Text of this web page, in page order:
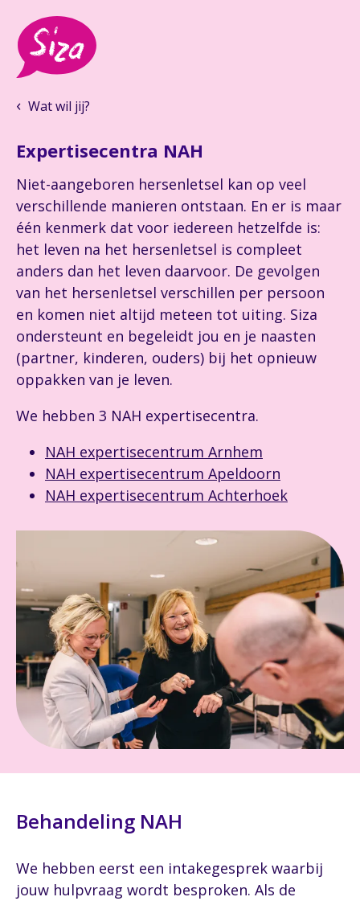
Wat wil jij?
Expertisecentra NAH
Niet-aangeboren hersenletsel kan op veel
verschillende manieren ontstaan. En er is maar
één kenmerk dat voor iedereen hetzelfde is:
het leven na het hersenletsel is compleet
anders dan het leven daarvoor. De gevolgen
van het hersenletsel verschillen per persoon
en komen niet altijd meteen tot uiting. Siza
ondersteunt en begeleidt jou en je naasten
(partner, kinderen, ouders) bij het opnieuw
oppakken van je leven.
We hebben 3 NAH expertisecentra.
NAH expertisecentrum Arnhem
NAH expertisecentrum Apeldoorn
NAH expertisecentrum Achterhoek
Behandeling NAH
We hebben eerst een intakegesprek waarbij
jouw hulpvraag wordt besproken. Als de